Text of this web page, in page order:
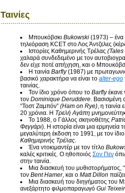
Ταινίες
Μπουκόβσκι Bukowski (1973) – ένα
τηλεόραση KCET στο Λος Άντζελες
Ιστορίες Καθημερινής Τρέλας
χαλαρά συνδεδεμένο με τον
δεν είχε ποτέ απήχηση, και ο
H ταινία Barfly(1987) με
βασικό χαρακτήρα να είναι το alter-ego
ταινίας.
Τον ίδιο χρόνο όπου το Barflyέκανε
τον Dominique Deruddere. Βασισμένη
“Τοστ Ζαμπόν” (Ham on Rye), η ταινία
20 χρόνια. Η Τρελή Αγάπη
To 1988, ο Γάλλος σκηνοθέτης
Φεγγάρι). Η ιστορία είναι μια ερμηνεία
μεγαλύτερη έκδοση το 1991, με τον
Καθημερινής Τρέλας.
Ένα ντοκιμαντέρ με τον τίτλο
καλές κριτικές. Ο ηθοποιός Σον Πεν
στην ταινία.
Μια διασκευή του μυθιστορήματος,
τον Bent Hamer, και ο Matt Dillon
Μια διασκευή του διηγήματος του
ανεξάρτητο φιλμοπαραγωγό Gui